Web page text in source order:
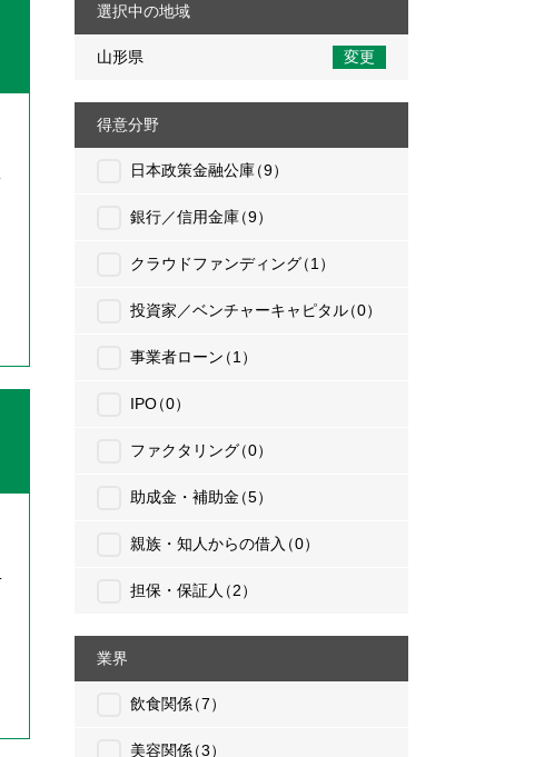
選択中の地域
山形県 変更
得意分野
日本政策金融公庫（9）
銀行／信用金庫（9）
クラウドファンディング（1）
投資家／ベンチャーキャピタル（0）
事業者ローン（1）
IPO（0）
ファクタリング（0）
助成金・補助金（5）
親族・知人からの借入（0）
担保・保証人（2）
業界
飲食関係（7）
美容関係（3）